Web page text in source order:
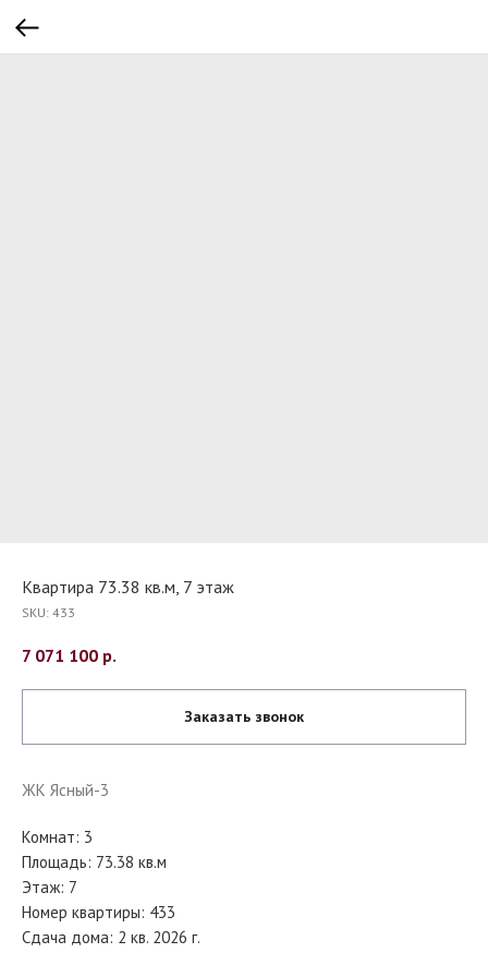
Квартира 73.38 кв.м, 7 этаж
SKU: 433
7 071 100 р.
Заказать звонок
ЖК Ясный-3
Комнат: 3
Площадь: 73.38 кв.м
Этаж: 7
Номер квартиры: 433
Сдача дома: 2 кв. 2026 г.